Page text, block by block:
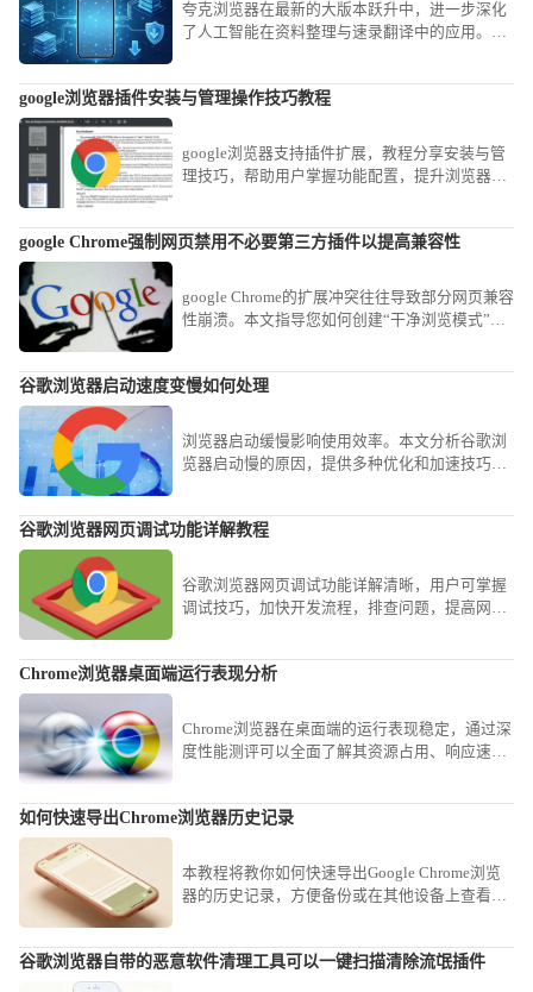
夸克浏览器在最新的大版本跃升中，进一步深化
了人工智能在资料整理与速录翻译中的应用。我
带来的效率狂欢。
google浏览器插件安装与管理操作技巧教程
google浏览器支持插件扩展，教程分享安装与管
理技巧，帮助用户掌握功能配置，提升浏览器使
google Chrome强制网页禁用不必要第三方插件以提高兼容性
google Chrome的扩展冲突往往导致部分网页兼容
性崩溃。本文指导您如何创建“干净浏览模式”，
谷歌浏览器启动速度变慢如何处理
浏览器启动缓慢影响使用效率。本文分析谷歌浏
览器启动慢的原因，提供多种优化和加速技巧，
谷歌浏览器网页调试功能详解教程
谷歌浏览器网页调试功能详解清晰，用户可掌握
调试技巧，加快开发流程，排查问题，提高网页
Chrome浏览器桌面端运行表现分析
Chrome浏览器在桌面端的运行表现稳定，通过深
度性能测评可以全面了解其资源占用、响应速度
如何快速导出Chrome浏览器历史记录
本教程将教你如何快速导出Google Chrome浏览
器的历史记录，方便备份或在其他设备上查看浏
谷歌浏览器自带的恶意软件清理工具可以一键扫描清除流氓插件